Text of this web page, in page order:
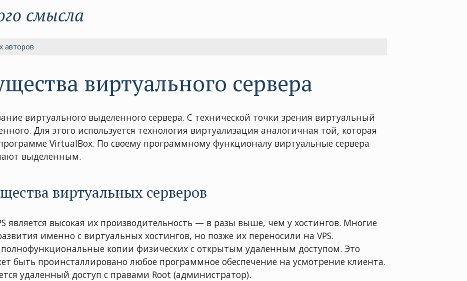
смысла
авторов
виртуального сервера
виртуального выделенного сервера. С технической точки зрения виртуальный
Для этого используется технология виртуализация аналогичная той, которая
VirtualBox. По своему программному функционалу виртуальные сервера
выделенным.
виртуальных серверов
является высокая их производительность — в разы выше, чем у хостингов. Многие
именно с виртуальных хостингов, но позже их переносили на VPS.
копии физических с открытым удаленным доступом. Это
быть проинсталлировано любое программное обеспечение на усмотрение клиента.
удаленный доступ с правами Root (администратор).